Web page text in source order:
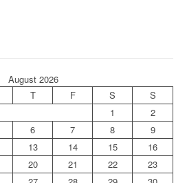
August 2026
T F S
S
1
2
6 7 8
9
13 14 15
16
20 21 22
23